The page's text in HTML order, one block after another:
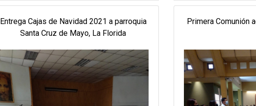
Entrega Cajas de Navidad 2021 a parroquia
Santa Cruz de Mayo, La Florida
Primera Comunión